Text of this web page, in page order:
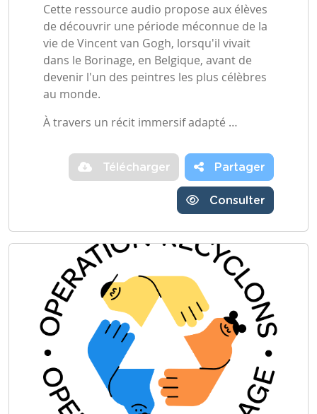
Cette ressource audio propose aux élèves
de découvrir une période méconnue de la
vie de Vincent van Gogh, lorsqu'il vivait
dans le Borinage, en Belgique, avant de
devenir l'un des peintres les plus célèbres
au monde.
À travers un récit immersif adapté …
Télécharger Partager
Consulter